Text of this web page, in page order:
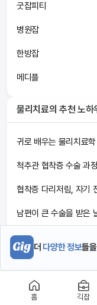
더 다양한 정보들
굿잡피티
병원잡
한방잡
메디플
물리치료의 추천 노하
남편이 큰 수술을 받은
【Grand Chase
홈 긱잡